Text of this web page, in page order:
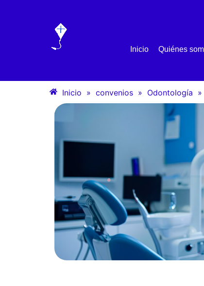
Inicio Quiénes
Inicio » convenios » Odontología »